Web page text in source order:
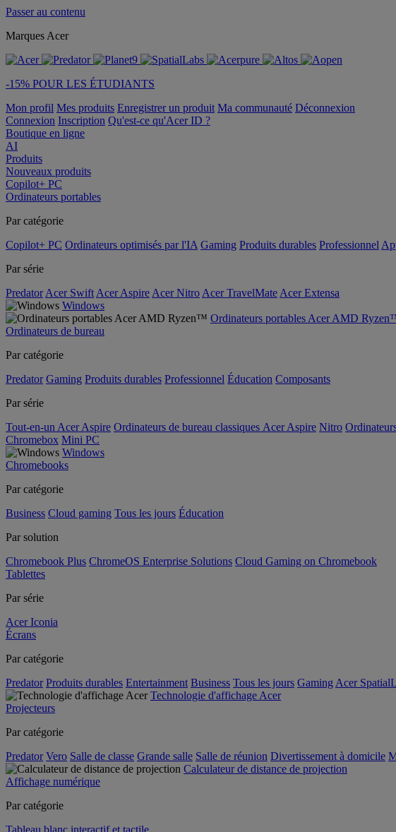
Passer au contenu
Marques Acer
-15% POUR LES ÉTUDIANTS
Mon profil Mes produits Enregistrer un produit Ma communauté Déconnexion
Connexion Inscription Qu'est-ce qu'Acer ID ?
Boutique en ligne
AI
Produits
Nouveaux produits
Copilot+ PC
Ordinateurs portables
Par catégorie
Copilot+ PC Ordinateurs optimisés par l'IA Gaming Produits durables Professionnel
Par série
Predator Acer Swift Acer Aspire Acer Nitro Acer TravelMate Acer Extensa
Windows
Ordinateurs portables Acer AMD
Ordinateurs de bureau
Par catégorie
Predator Gaming Produits durables Professionnel Éducation Composants
Par série
Tout-en-un Acer Aspire Ordinateurs de bureau classiques Acer Aspire Nitro
Chromebox Mini PC
Windows
Chromebooks
Par catégorie
Business Cloud gaming Tous les jours Éducation
Par solution
Chromebook Plus ChromeOS Enterprise Solutions Cloud Gaming on Chromebook
Tablettes
Par série
Acer Iconia
Écrans
Par catégorie
Predator Produits durables Entertainment Business Tous les jours Gaming Acer
Technologie d'affichage Acer
Projecteurs
Par catégorie
Predator Vero Salle de classe Grande salle Salle de réunion Divertissement à domicile
Calculateur de distance de projection
Affichage numérique
Par catégorie
Tableau blanc interactif et tactile